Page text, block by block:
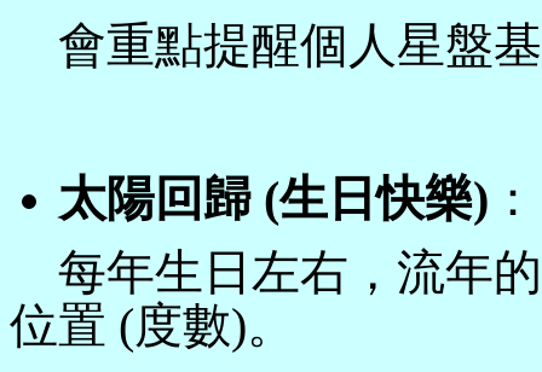
會重點提醒個人星盤
太陽回歸 (生日快樂) ：
每年生日左右，流年
位置 (度數)。